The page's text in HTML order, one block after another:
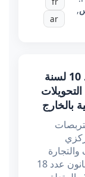
,
ar
منشور إلى الوسطاء المقبولين عدد 10 لسنة
مؤرخ في 05 سبتمبر 2025 : التحويلات
بالخارج
الخارجية مثلما تم إصدارها بمقتضى القـانون عدد 18